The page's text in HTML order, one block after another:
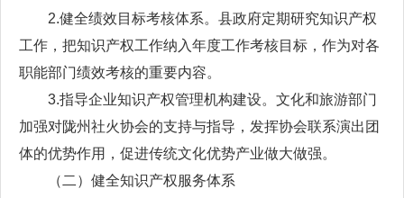
2.健全绩效目标考核体系。县政府定期研究知识产权
工作，把知识产权工作纳入年度工作考核目标，作为对各
职能部门绩效考核的重要内容。
3.指导企业知识产权管理机构建设。文化和旅游部门
加强对陇州社火协会的支持与指导，发挥协会联系演出团
体的优势作用，促进传统文化优势产业做大做强。
（二）健全知识产权服务体系